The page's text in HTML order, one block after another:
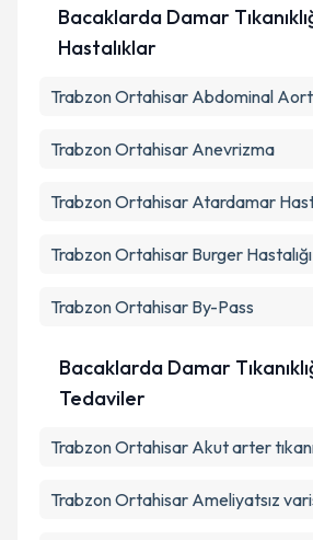
Bacaklarda Damar
Hastalıklar
Trabzon Ortahisar Abdominal
Trabzon Ortahisar Anevrizma
Trabzon Ortahisar Atardamar
Trabzon Ortahisar Burger Hastalığı
Trabzon Ortahisar By-Pass
Bacaklarda Damar
Tedaviler
Trabzon Ortahisar Akut arter
Trabzon Ortahisar Ameliyatsız